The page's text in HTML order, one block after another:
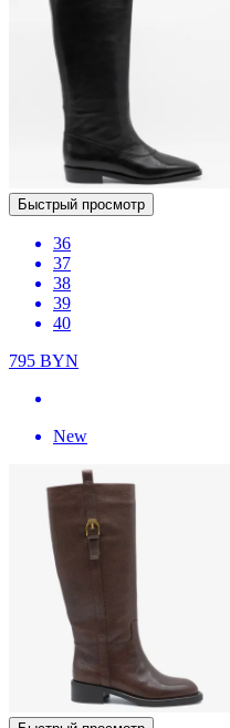
Быстрый просмотр
36
37
38
39
40
795 BYN
New